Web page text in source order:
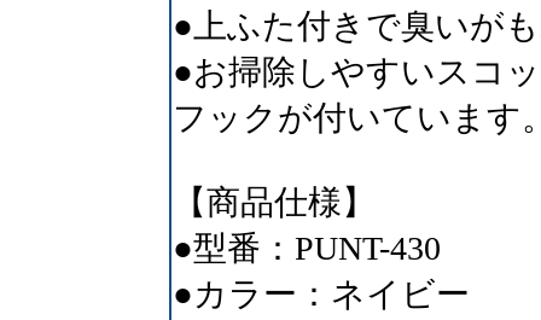
●上ふた付きで臭いが
●お掃除しやすいスコ
フックが付いています
【商品仕様】
●型番：PUNT-430
●カラー：ネイビー